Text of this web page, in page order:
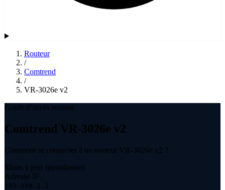
Routeur
/
Comtrend
/
VR-3026e v2
Guide d’accès routeur
Comtrend VR-3026e v2
Comment se connecter à un routeur VR-3026e v2 ?
Mises à jour quotidiennes
Adresse IP
192.168.1.1